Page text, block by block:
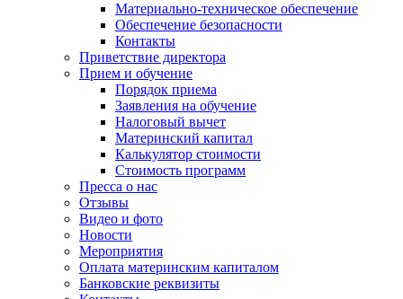
Материально-техническое обеспечение
Обеспечение безопасности
Контакты
Приветствие директора
Прием и обучение
Порядок приема
Заявления на обучение
Налоговый вычет
Материнский капитал
Калькулятор стоимости
Стоимость программ
Пресса о нас
Отзывы
Видео и фото
Новости
Мероприятия
Оплата материнским капиталом
Банковские реквизиты